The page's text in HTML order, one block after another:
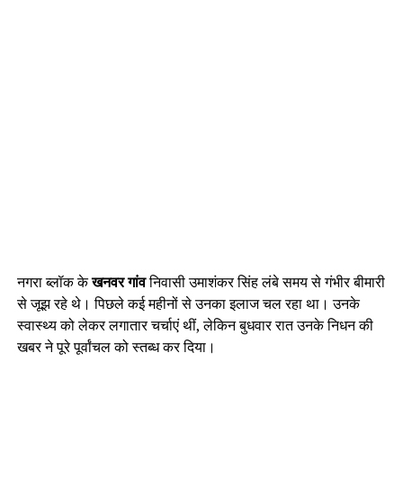
नगरा ब्लॉक केखनवर गांवनिवासी उमाशंकर सिंह लंबे समय से गंभीर बीमारी
से जूझ रहे थे। पिछले कई महीनों से उनका इलाज चल रहा था। उनके
स्वास्थ्य को लेकर लगातार चर्चाएं थीं, लेकिन बुधवार रात उनके निधन की
खबर ने पूरे पूर्वांचल को स्तब्ध कर दिया।